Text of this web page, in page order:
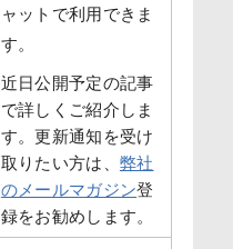
ャットで利用できま
す。
近日公開予定の記事
で詳しくご紹介しま
す。更新通知を受け
取りたい方は、 弊社
のメールマガジン登
録をお勧めします。